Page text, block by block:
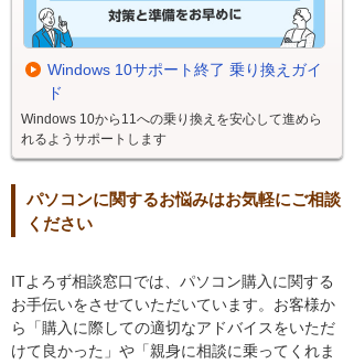
Windows 10サポート終了 乗り換えガイ
ド
Windows 10から11への乗り換えを安心して進めら
れるようサポートします
パソコンに関するお悩みはお気軽にご相談
ください
ITよろず相談窓口では、パソコン購入に関する
お手伝いをさせていただいています。お客様か
ら「購入に際しての適切なアドバイスをいただ
けて良かった」や「親身に相談に乗ってくれま